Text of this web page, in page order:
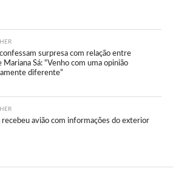
surpresa com relação entre
Mariana Sá: “Venho com uma opinião
diferente”
recebeu avião com informações do exterior